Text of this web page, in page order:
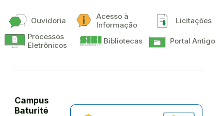
Ouvidoria
Acesso à
Informação
Licitações
Processos
Eletrônicos
Bibliotecas Portal Antigo
Campus
Baturité